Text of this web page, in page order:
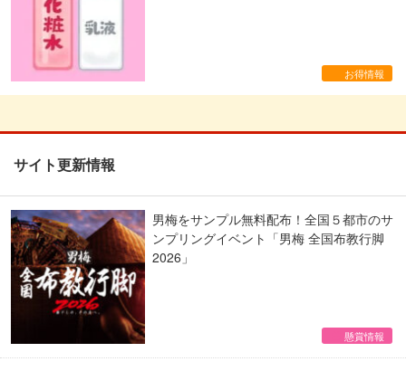
お得情報
サイト更新情報
男梅をサンプル無料配布！全国５都市のサ
ンプリングイベント「男梅 全国布教行脚
2026」
懸賞情報